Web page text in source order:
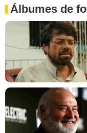
Álbumes de